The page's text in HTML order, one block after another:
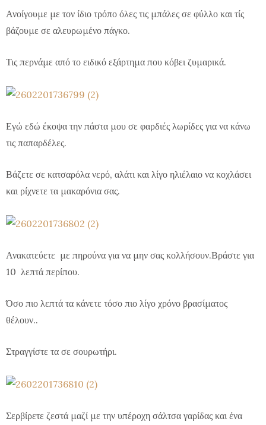
Ανοίγουμε με τον ίδιο τρόπο όλες τις μπάλες σε φύλλο και τίς
βάζουμε σε αλευρωμένο πάγκο.
Τις περνάμε από το ειδικό εξάρτημα που κόβει ζυμαρικά.
Εγώ εδώ έκοψα την πάστα μου σε φαρδιές λωρίδες για να κάνω
τις παπαρδέλες.
Βάζετε σε κατσαρόλα νερό, αλάτι και λίγο ηλιέλαιο να κοχλάσει
και ρίχνετε τα μακαρόνια σας.
Ανακατεύετε με πηρούνα για να μην σας κολλήσουν.Βράστε για
10 λεπτά περίπου.
Όσο πιο λεπτά τα κάνετε τόσο πιο λίγο χρόνο βρασίματος
θέλουν..
Στραγγίστε τα σε σουρωτήρι.
Σερβίρετε ζεστά μαζί με την υπέροχη σάλτσα γαρίδας και ένα